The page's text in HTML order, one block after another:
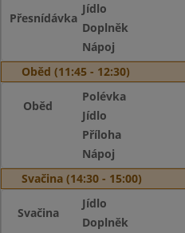
Přesnídávka
Jídlo
Doplněk
Nápoj
Oběd (11:45 - 12:30)
Oběd
Polévka
Jídlo
Příloha
Nápoj
Svačina (14:30 - 15:00)
Svačina
Jídlo
Doplněk